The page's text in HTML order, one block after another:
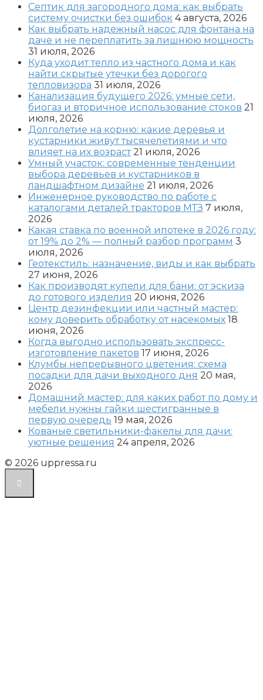
Септик для загородного дома: как выбрать
систему очистки без ошибок 4 августа, 2026
Как выбрать надежный насос для фонтана на
даче и не переплатить за лишнюю мощность
31 июля, 2026
Куда уходит тепло из частного дома и как
найти скрытые утечки без дорогого
тепловизора 31 июля, 2026
Канализация будущего 2026: умные сети,
биогаз и вторичное использование стоков 21
июля, 2026
Долголетие на корню: какие деревья и
кустарники живут тысячелетиями и что
влияет на их возраст 21 июля, 2026
Умный участок: современные тенденции
выбора деревьев и кустарников в
ландшафтном дизайне 21 июля, 2026
Инженерное руководство по работе с
каталогами деталей тракторов МТЗ 7 июля,
2026
Какая ставка по военной ипотеке в 2026 году:
от 19% до 2% — полный разбор программ 3
июля, 2026
Геотекстиль: назначение, виды и как выбрать
27 июня, 2026
Как производят купели для бани: от эскиза
до готового изделия 20 июня, 2026
Центр дезинфекции или частный мастер:
кому доверить обработку от насекомых 18
июня, 2026
Когда выгодно использовать экспресс-
изготовление пакетов 17 июня, 2026
Клумбы непрерывного цветения: схема
посадки для дачи выходного дня 20 мая,
2026
Домашний мастер: для каких работ по дому и
мебели нужны гайки шестигранные в
первую очередь 19 мая, 2026
Кованые светильники-факелы для дачи:
уютные решения 24 апреля, 2026
© 2026 uppressa.ru